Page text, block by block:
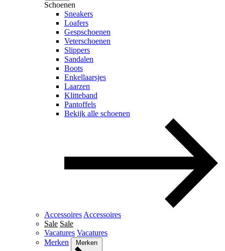
Schoenen
Sneakers
Loafers
Gespschoenen
Veterschoenen
Slippers
Sandalen
Boots
Enkellaarsjes
Laarzen
Klitteband
Pantoffels
Bekijk alle schoenen
Accessoires Accessoires
Sale Sale
Vacatures Vacatures
Merken
Merken